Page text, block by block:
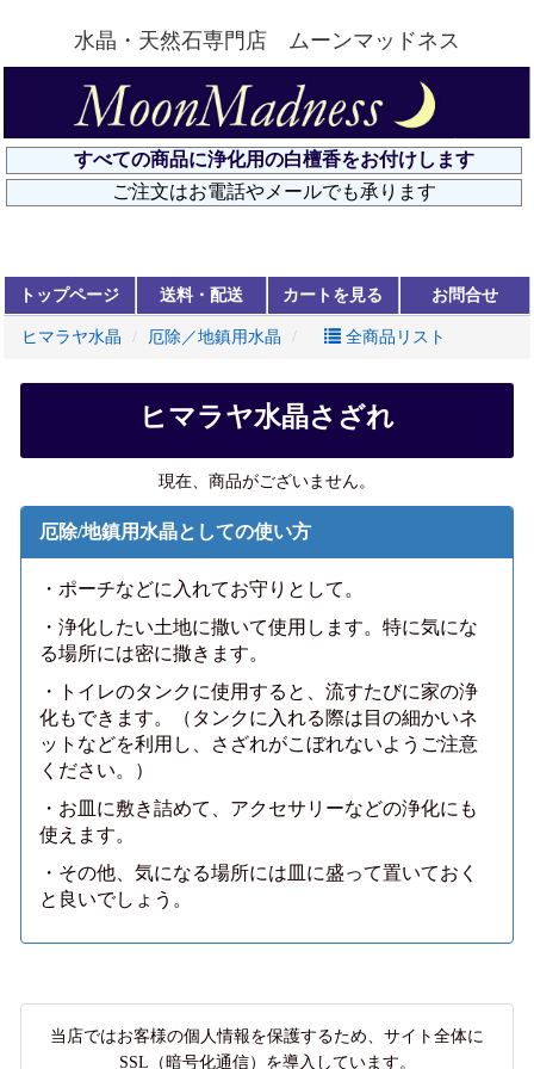
水晶・天然石専門店 ムーンマッドネス
トップページ 送料・配送 カートを見る お問合せ
ヒマラヤ水晶 厄除／地鎮用水晶 全商品リスト
ヒマラヤ水晶さざれ
現在、商品がございません。
厄除/地鎮用水晶としての使い方
・ポーチなどに入れてお守りとして。
・浄化したい土地に撒いて使用します。特に気にな
る場所には密に撒きます。
・トイレのタンクに使用すると、流すたびに家の浄
化もできます。（タンクに入れる際は目の細かいネ
ットなどを利用し、さざれがこぼれないようご注意
ください。）
・お皿に敷き詰めて、アクセサリーなどの浄化にも
使えます。
・その他、気になる場所には皿に盛って置いておく
と良いでしょう。
当店ではお客様の個人情報を保護するため、サイト全体に
SSL（暗号化通信）を導入しています。